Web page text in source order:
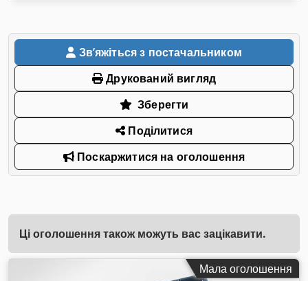
Звʼяжіться з постачальником
Друкований вигляд
Зберегти
Поділитися
Поскаржитися на оголошення
Ці оголошення також можуть вас зацікавити.
Мала оголошення